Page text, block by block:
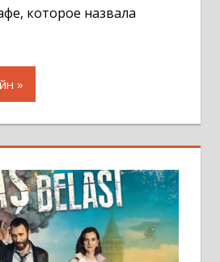
которое назвала